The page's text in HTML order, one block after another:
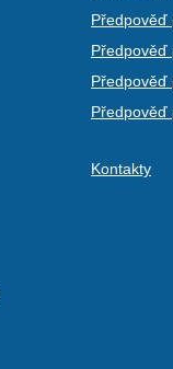
Předpověď
Předpověď
Předpověď
Předpověď
Kontakty